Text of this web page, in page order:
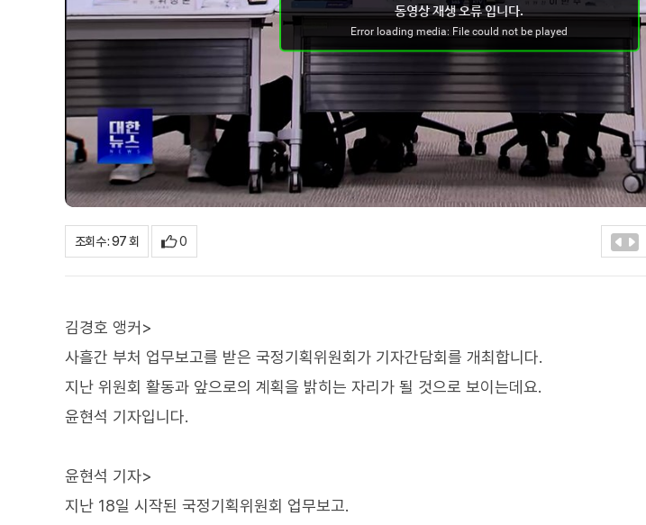
조회수 : 97 회 0
김경호 앵커>
사흘간 부처 업무보고를 받은 국정기획위원회가 기자간담회를 개최합니다.
지난 위원회 활동과 앞으로의 계획을 밝히는 자리가 될 것으로 보이는데요.
윤현석 기자입니다.
윤현석 기자>
지난 18일 시작된 국정기획위원회 업무보고.